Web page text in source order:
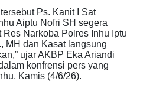
Ps. Kanit I Sat
Aiptu Nofri SH segera
Narkoba Polres Inhu Iptu
MH dan Kasat langsung
ujar AKBP Eka Ariandi
konfrensi pers yang
Kamis (4/6/26).